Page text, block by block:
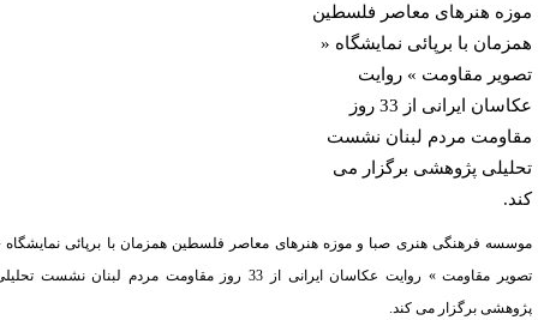
هنرهای معاصر فلسطین
با برپائی نمایشگاه «
مقاومت » روایت
عکاسان ایرانی از 33 روز
مردم لبنان نشست
پژوهشی برگزار می
فرهنگی هنری صبا و موزه هنرهای معاصر فلسطین همزمان با برپائی نمایشگاه «
تصویر مقاومت » روایت عکاسان ایرانی از 33 روز مقاومت مردم لبنان نشست تحلیلی
برگزار می کند.